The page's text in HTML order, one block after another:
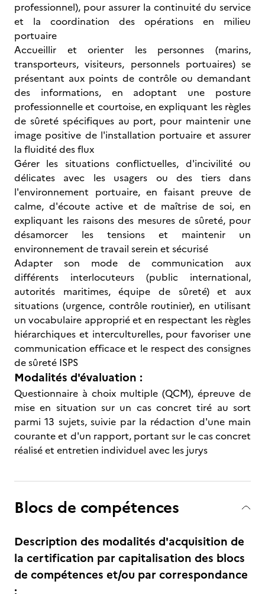
professionnel), pour assurer la continuité du service
et la coordination des opérations en milieu
portuaire
Accueillir et orienter les personnes (marins,
transporteurs, visiteurs, personnels portuaires) se
présentant aux points de contrôle ou demandant
des informations, en adoptant une posture
professionnelle et courtoise, en expliquant les règles
de sûreté spécifiques au port, pour maintenir une
image positive de l'installation portuaire et assurer
la fluidité des flux
Gérer les situations conflictuelles, d'incivilité ou
délicates avec les usagers ou des tiers dans
l'environnement portuaire, en faisant preuve de
calme, d'écoute active et de maîtrise de soi, en
expliquant les raisons des mesures de sûreté, pour
désamorcer les tensions et maintenir un
environnement de travail serein et sécurisé
Adapter son mode de communication aux
différents interlocuteurs (public international,
autorités maritimes, équipe de sûreté) et aux
situations (urgence, contrôle routinier), en utilisant
un vocabulaire approprié et en respectant les règles
hiérarchiques et interculturelles, pour favoriser une
communication efficace et le respect des consignes
de sûreté ISPS
Modalités d'évaluation :
Questionnaire à choix multiple (QCM), épreuve de
mise en situation sur un cas concret tiré au sort
parmi 13 sujets, suivie par la rédaction d'une main
courante et d'un rapport, portant sur le cas concret
réalisé et entretien individuel avec les jurys
Blocs de compétences
Description des modalités d'acquisition de
la certification par capitalisation des blocs
de compétences et/ou par correspondance